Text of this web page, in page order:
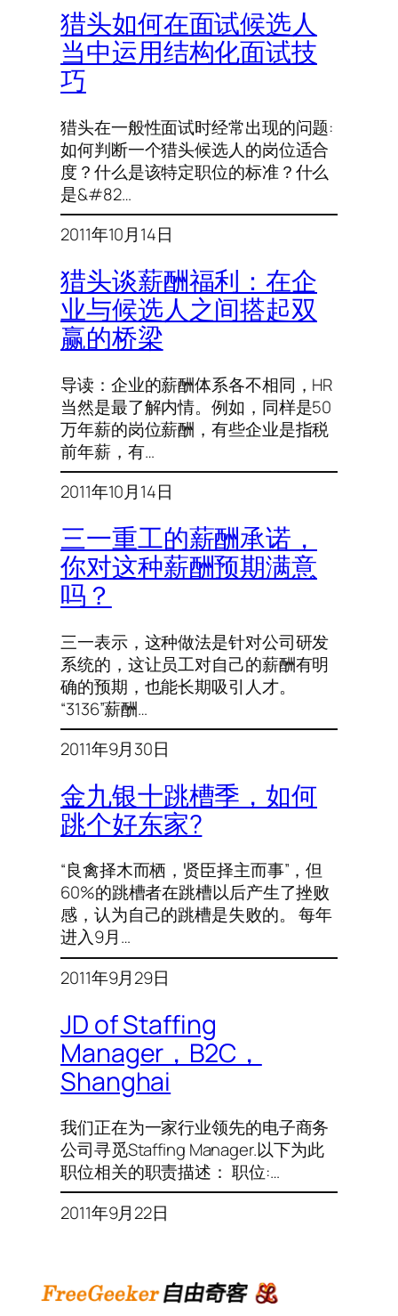
猎头如何在面试候选人
当中运用结构化面试技
巧
猎头在一般性面试时经常出现的问题:
如何判断一个猎头候选人的岗位适合
度？什么是该特定职位的标准？什么
是&#82…
2011年10月14日
猎头谈薪酬福利：在企
业与候选人之间搭起双
赢的桥梁
导读：企业的薪酬体系各不相同，HR
当然是最了解内情。例如，同样是50
万年薪的岗位薪酬，有些企业是指税
前年薪，有…
2011年10月14日
三一重工的薪酬承诺，
你对这种薪酬预期满意
吗？
三一表示，这种做法是针对公司研发
系统的，这让员工对自己的薪酬有明
确的预期，也能长期吸引人才。
“3136”薪酬…
2011年9月30日
金九银十跳槽季，如何
跳个好东家?
“良禽择木而栖，贤臣择主而事”，但
60%的跳槽者在跳槽以后产生了挫败
感，认为自己的跳槽是失败的。 每年
进入9月…
2011年9月29日
JD of Staffing
Manager，B2C，
Shanghai
我们正在为一家行业领先的电子商务
公司寻觅Staffing Manager.以下为此
职位相关的职责描述： 职位:…
2011年9月22日